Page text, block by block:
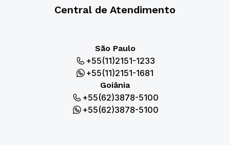
Central de Atendimento
São Paulo
+55(11)2151-1233
+55(11)2151-1681
Goiânia
+55(62)3878-5100
+55(62)3878-5100